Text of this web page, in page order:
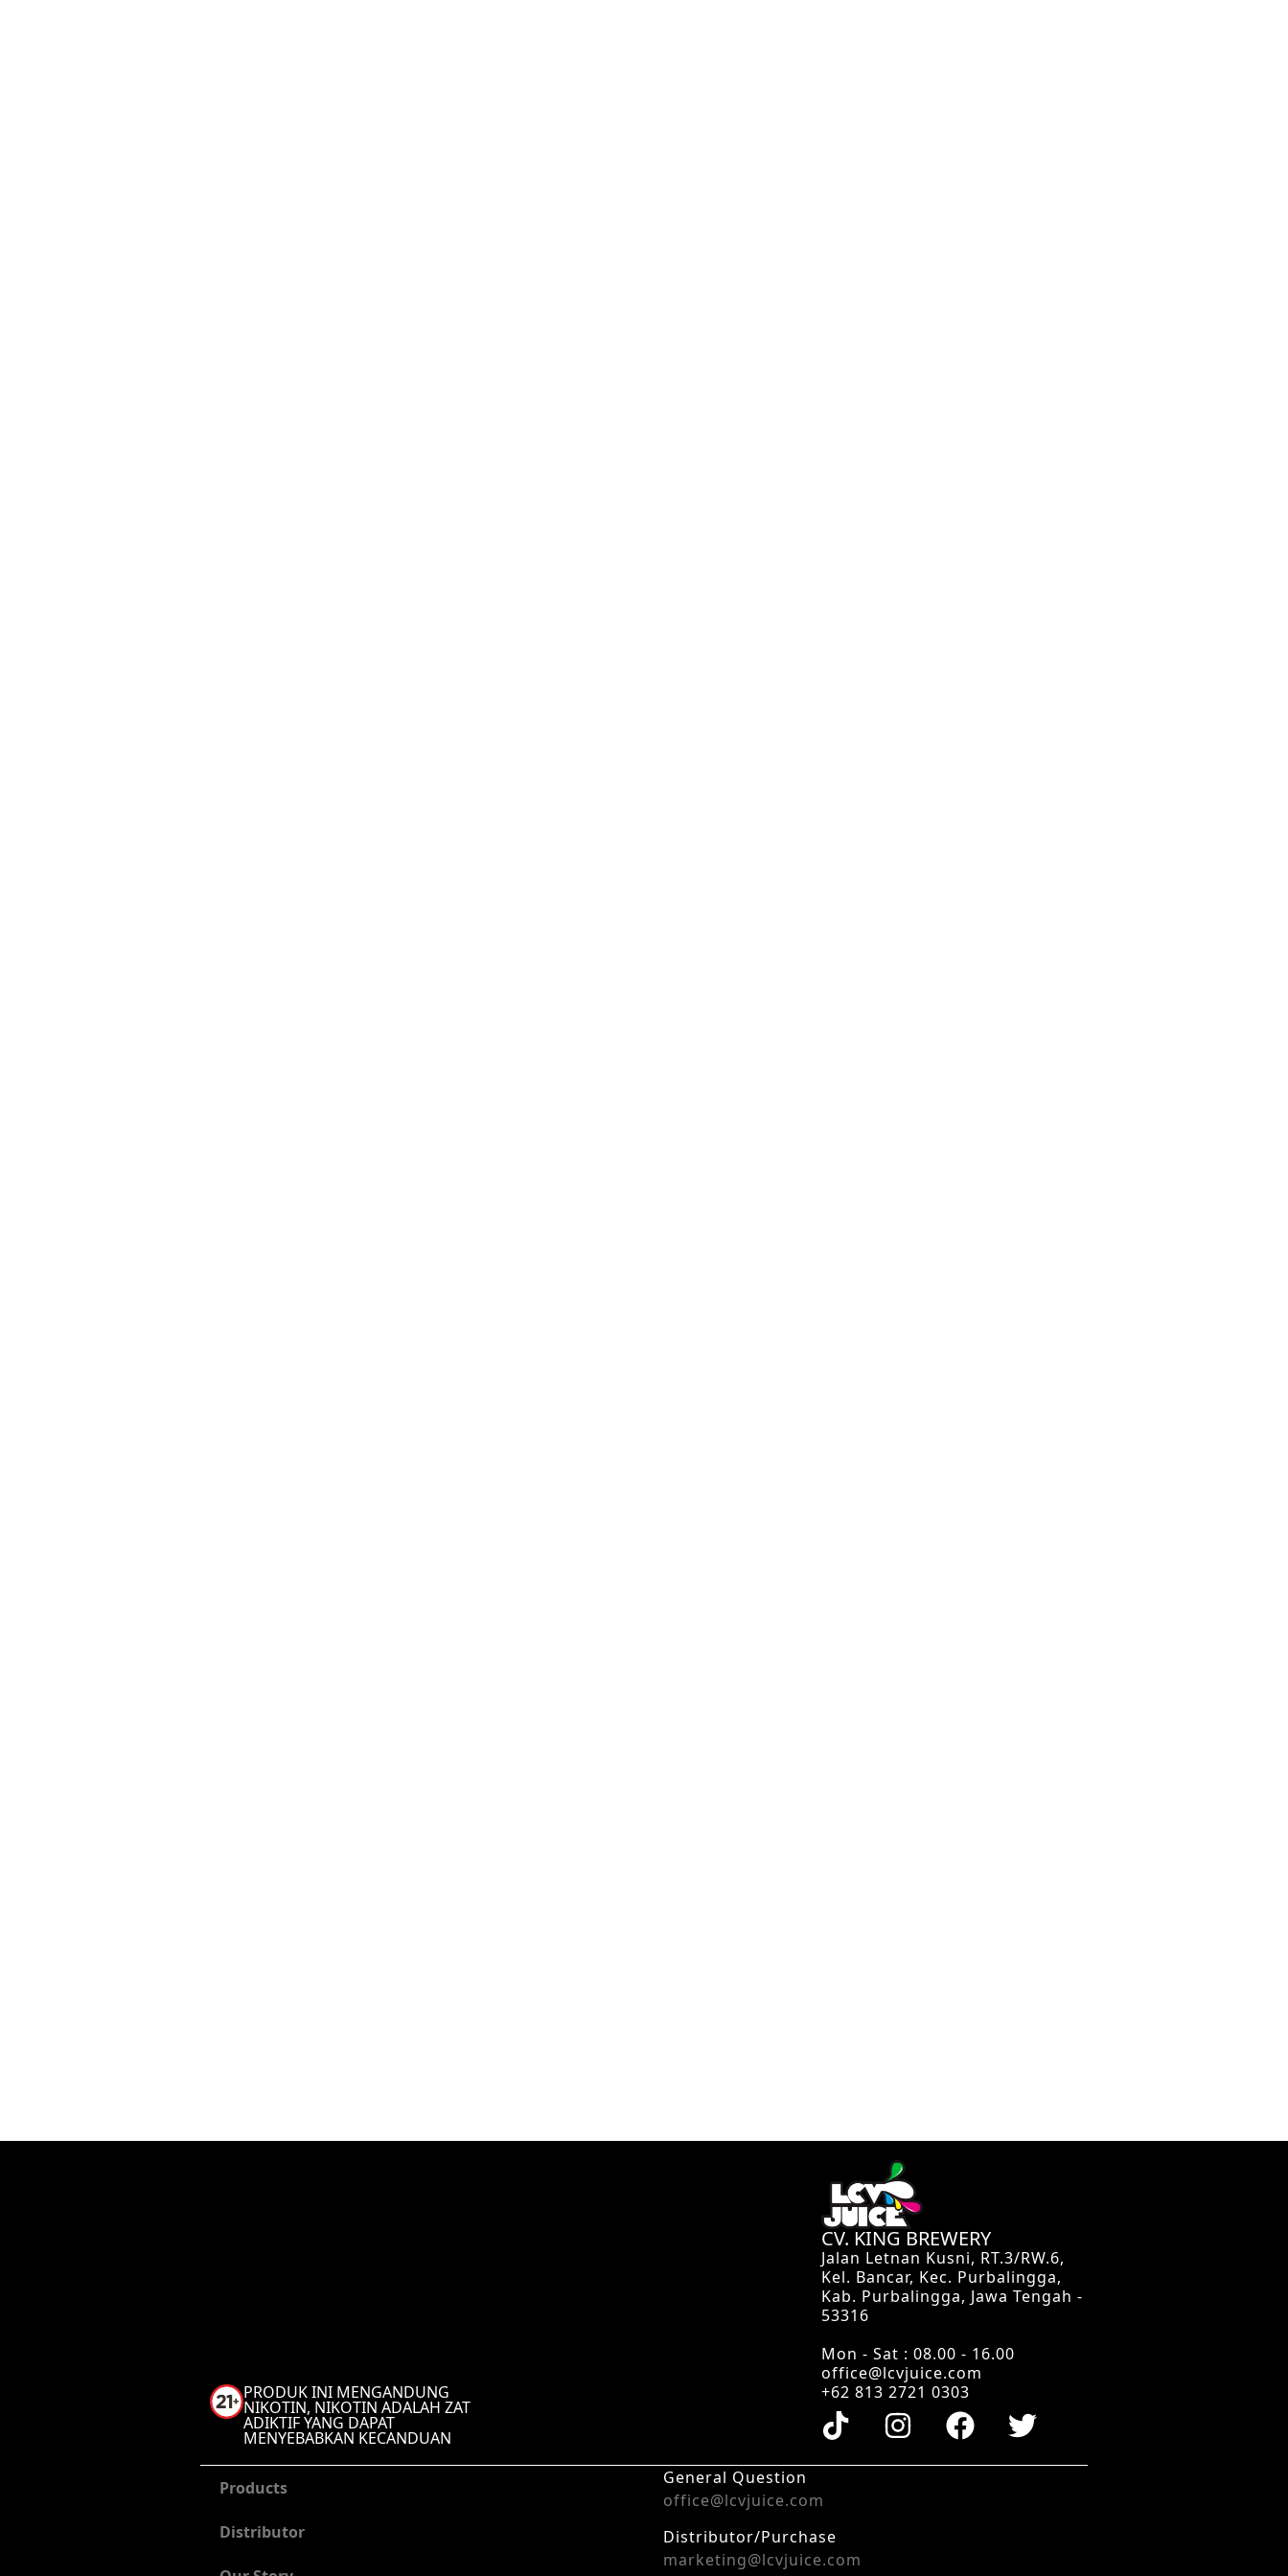
PRODUK INI MENGANDUNG
NIKOTIN, NIKOTIN ADALAH ZAT
ADIKTIF YANG DAPAT
MENYEBABKAN KECANDUAN
CV. KING BREWERY
Jalan Letnan Kusni, RT.3/RW.6,
Kel. Bancar, Kec. Purbalingga,
Kab. Purbalingga, Jawa Tengah -
53316
Mon - Sat : 08.00 - 16.00
office@lcvjuice.com
+62 813 2721 0303
Products
Distributor
General Question
office@lcvjuice.com
Distributor/Purchase
marketing@lcvjuice.com